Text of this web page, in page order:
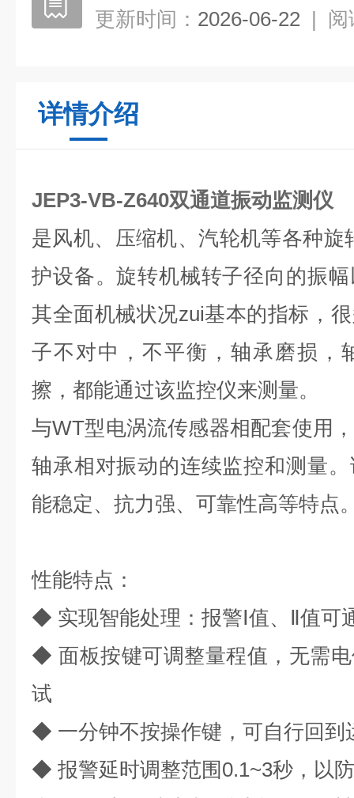
更新时间： 2026-06-22 | 阅
详情介绍
JEP3-VB-Z640双通道振动监测仪
是风机、压缩机、汽轮机等各种
护设备。旋转机械转子径向的振
其全面机械状况zui基本的指标，
子不对中，不平衡，轴承磨损，
擦，都能通过该监控仪来测量。
与WT型电涡流传感器相配套使用
轴承相对振动的连续监控和测量
能稳定、抗力强、可靠性高等特点
性能特点：
◆ 实现智能处理：报警Ⅰ值、Ⅱ值可
◆ 面板按键可调整量程值，无需
试
◆ 一分钟不按操作键，可自行回到
◆ 报警延时调整范围0.1~3秒，以